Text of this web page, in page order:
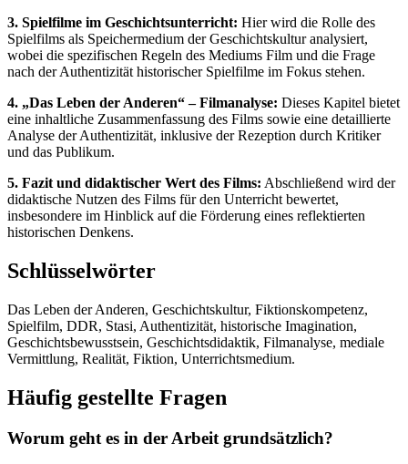
3. Spielfilme im Geschichtsunterricht: Hier wird die Rolle des
Spielfilms als Speichermedium der Geschichtskultur analysiert,
wobei die spezifischen Regeln des Mediums Film und die Frage
nach der Authentizität historischer Spielfilme im Fokus stehen.
4. „Das Leben der Anderen“ – Filmanalyse: Dieses Kapitel bietet
eine inhaltliche Zusammenfassung des Films sowie eine detaillierte
Analyse der Authentizität, inklusive der Rezeption durch Kritiker
und das Publikum.
5. Fazit und didaktischer Wert des Films: Abschließend wird der
didaktische Nutzen des Films für den Unterricht bewertet,
insbesondere im Hinblick auf die Förderung eines reflektierten
historischen Denkens.
Schlüsselwörter
Das Leben der Anderen, Geschichtskultur, Fiktionskompetenz,
Spielfilm, DDR, Stasi, Authentizität, historische Imagination,
Geschichtsbewusstsein, Geschichtsdidaktik, Filmanalyse, mediale
Vermittlung, Realität, Fiktion, Unterrichtsmedium.
Häufig gestellte Fragen
Worum geht es in der Arbeit grundsätzlich?